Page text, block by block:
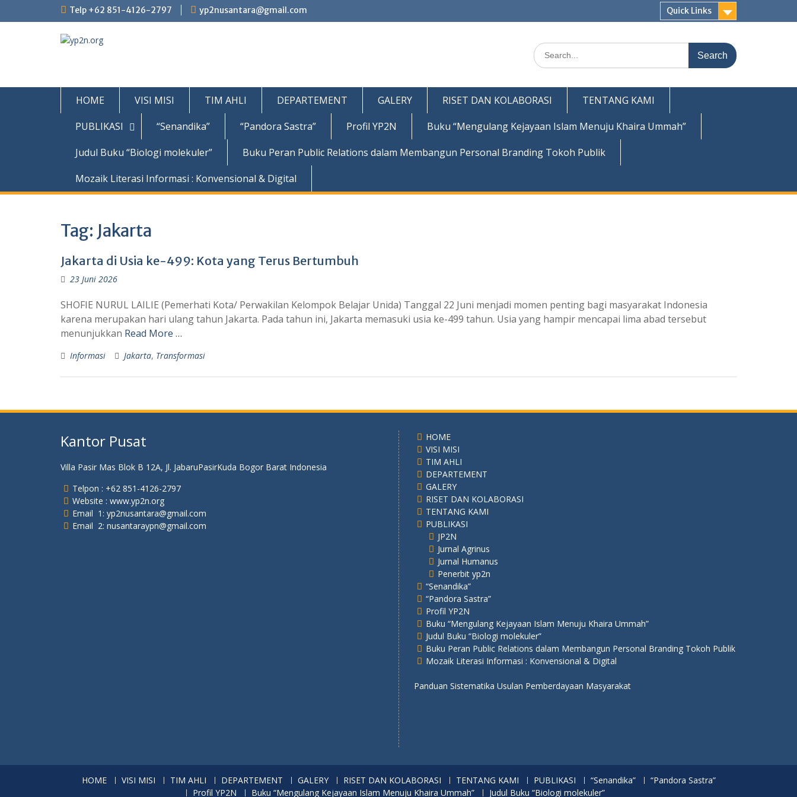
Telp +62 851-4126-2797 yp2nusantara@gmail.com Quick Links
Search
for:
HOME VISI MISI TIM AHLI DEPARTEMENT GALERY RISET DAN KOLABORASI
TENTANG KAMI
PUBLIKASI
“Senandika” “Pandora Sastra” Profil YP2N
Buku “Mengulang Kejayaan Islam Menuju Khaira Ummah”
Judul Buku “Biologi molekuler”
Buku Peran Public Relations dalam Membangun Personal Branding Tokoh Publik
Mozaik Literasi Informasi : Konvensional & Digital
Tag: Jakarta
Jakarta di Usia ke-499: Kota yang Terus Bertumbuh
23 Juni 2026
SHOFIE NURUL LAILIE (Pemerhati Kota/ Perwakilan Kelompok Belajar Unida) Tanggal 22 Juni menjadi momen penting bagi masyarakat Indonesia
karena merupakan hari ulang tahun Jakarta. Pada tahun ini, Jakarta memasuki usia ke-499 tahun. Usia yang hampir mencapai lima abad tersebut
menunjukkan Read More …
Informasi Jakarta, Transformasi
Kantor Pusat
Villa Pasir Mas Blok B 12A, Jl. JabaruPasirKuda Bogor Barat Indonesia
Telpon : +62 851-4126-2797
Website : www.yp2n.org
Email 1: yp2nusantara@gmail.com
Email 2: nusantaraypn@gmail.com
HOME
VISI MISI
TIM AHLI
DEPARTEMENT
GALERY
RISET DAN KOLABORASI
TENTANG KAMI
PUBLIKASI
JP2N
Jurnal Agrinus
Jurnal Humanus
Penerbit yp2n
“Senandika”
“Pandora Sastra”
Profil YP2N
Buku “Mengulang Kejayaan Islam Menuju Khaira Ummah”
Judul Buku “Biologi molekuler”
Buku Peran Public Relations dalam Membangun Personal Branding Tokoh Publik
Mozaik Literasi Informasi : Konvensional & Digital
Panduan Sistematika Usulan Pemberdayaan Masyarakat
HOME VISI MISI TIM AHLI DEPARTEMENT GALERY RISET DAN KOLABORASI TENTANG KAMI PUBLIKASI “Senandika”
“Pandora Sastra”
Profil YP2N
Buku “Mengulang Kejayaan Islam Menuju Khaira Ummah” Judul Buku “Biologi molekuler”